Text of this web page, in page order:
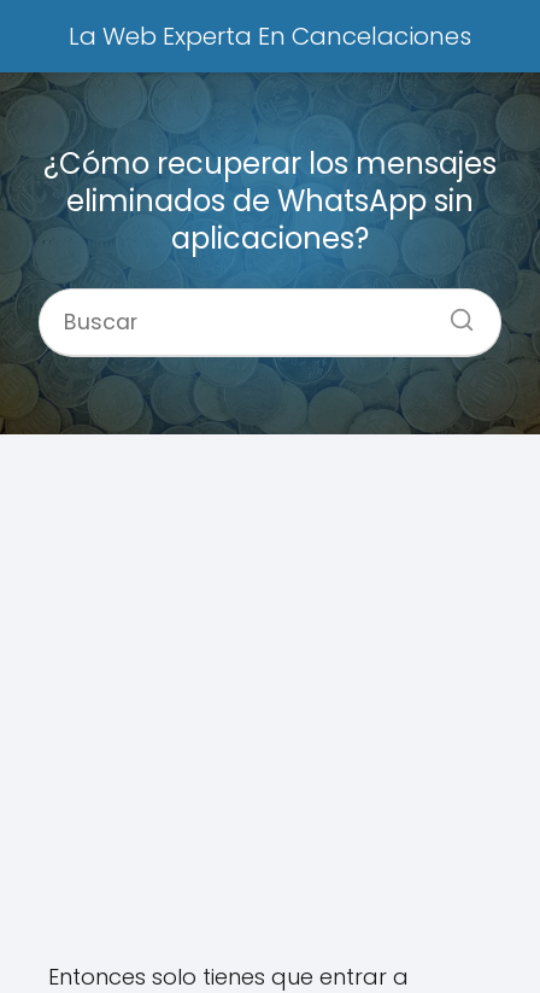
La Web Experta En Cancelaciones
¿Cómo recuperar los mensajes
eliminados de WhatsApp sin
aplicaciones?
Entonces solo tienes que entrar a